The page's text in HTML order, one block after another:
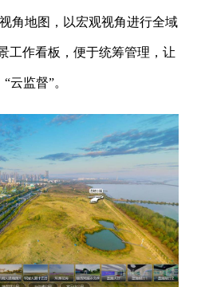
角地图，以宏观视角进行全域
工作看板，便于统筹管理，让
云监督”。